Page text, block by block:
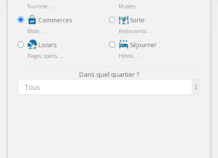
Tourisme, ...
Commerces
Mode, ...
Loisirs
Plages, sports, ...
Musées, ...
Sortir
Restaurants, ...
Séjourner
Hôtels, ...
Dans quel quartier ?
Tous